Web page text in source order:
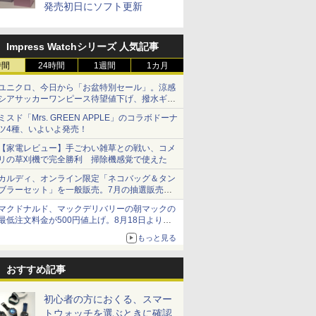
発売初日にソフト更新
Impress Watchシリーズ 人気記事
24時間 1週間 1カ月
ニクロ、今日から「お盆特別セール」。涼感
アサッカーワンピース待望値下げ、撥水ギア
ョーツは1990円に
スド「Mrs. GREEN APPLE」のコラボドーナ
4種、いよいよ発売！
家電レビュー】手ごわい雑草との戦い、コメ
の草刈機で完全勝利 掃除機感覚で使えた
ルディ、オンライン限定「ネコバッグ＆タン
ラーセット」を一般販売。7月の抽選販売の
選無効分
クドナルド、マックデリバリーの朝マックの
低注文料金が500円値上げ。8月18日より
もっと見る
おすすめ記事
初心者の方におくる、スマー
トウォッチを選ぶときに確認